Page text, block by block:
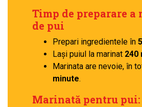
Timp de preparare a
de pui
Prepari ingredientele în
Lași puiul la marinat 240
Marinata are nevoie, în
minute.
Marinată pentru